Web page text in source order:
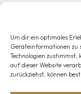
Um dir ein optimales
Geräteinformationen zu
Technologien
auf dieser Website
zurückziehst, können